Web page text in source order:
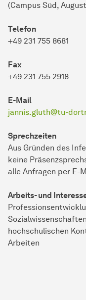
(Campus Süd,
Telefon
+49 231 755 8681
Fax
+49 231 755 2918
E-Mail
jannis.gluth@tu-
Sprechzeiten
Aus Gründen des
keine
alle Anfragen per E-
Arbeits- und
hochschulischen
Arbeiten